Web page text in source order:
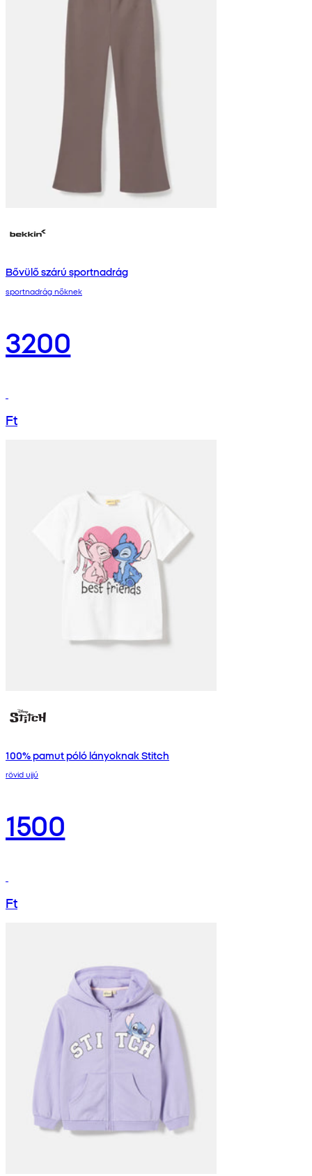
Bővülő szárú sportnadrág
sportnadrág nőknek
3200
Ft
100% pamut póló lányoknak Stitch
rövid ujjú
1500
Ft